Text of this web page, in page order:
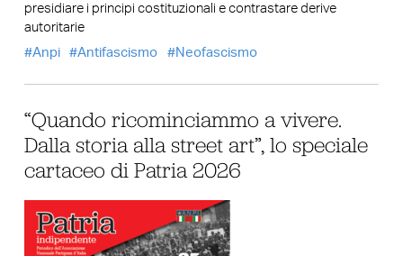
presidiare i principi costituzionali e contrastare derive
autoritarie
Anpi
Antifascismo Neofascismo
“Quando ricominciammo a vivere.
Dalla storia alla street art”, lo speciale
cartaceo di Patria 2026